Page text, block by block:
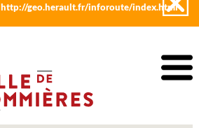
http://geo.herault.fr/inforoute/index.html